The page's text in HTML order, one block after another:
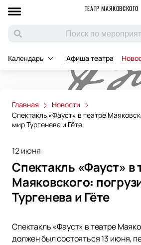
ТЕАТР МАЯКОВСКОГО
Календарь Афиша театра
Главная
Новости
Спектакль «Фауст» в театре
мир Тургенева и Гёте
12 июня
Спектакль «Фауст» в
Маяковского:
Тургенева и Гёте
Спектакль «Фауст» в театре
должен был состояться 13 июня,